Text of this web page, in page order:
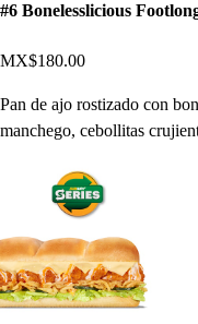
#6 Bonelesslicious
MX$180.00
Pan de ajo rostizado con
manchego, cebollitas